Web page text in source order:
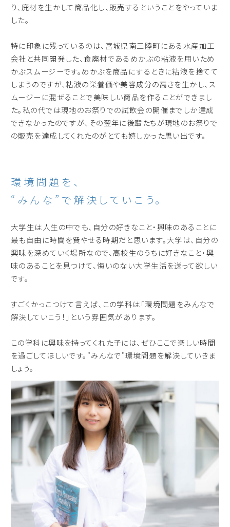
り、廃材を生かして商品化し、販売するということをやっていま
した。
特に印象に残っているのは、宮城県南三陸町にある水産加工
会社と共同開発した、食廃材であるめかぶの粘液を用いため
かぶスムージーです。めかぶを商品にするときに粘液を捨てて
しまうのですが、粘液の栄養価や美容成分の高さを生かし、ス
ムージーに混ぜることで美味しい商品を作ることができまし
た。私の代では現地のお祭りでの試飲会の開催までしか達成
できなかったのですが、その翌年に後輩たちが現地のお祭りで
の販売を達成してくれたのがとても嬉しかった思い出です。
環境問題を、
“みんな”で解決していこう。
大学生は人生の中でも、自分の好きなこと・興味のあることに
最も自由に時間を費やせる時期だと思います。大学は、自分の
興味を深めていく場所なので、高校生のうちに好きなこと・興
味のあることを見つけて、悔いのない大学生活を送って欲しい
です。
すごくかっこつけて言えば、この学科は「環境問題をみんなで
解決していこう！」という雰囲気があります。
この学科に興味を持ってくれた子には、ぜひここで楽しい時間
を過ごしてほしいです。"みんなで"環境問題を解決していきま
しょう。